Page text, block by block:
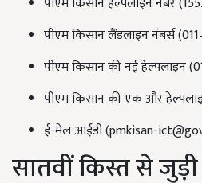
पीएम किसान लैंडलाइन नंबर्स
पीएम किसान की नई हेल्पलाइन
पीएम किसान की एक और
ई-मेल आईडी (pmkisan-
सातवीं किस्त से